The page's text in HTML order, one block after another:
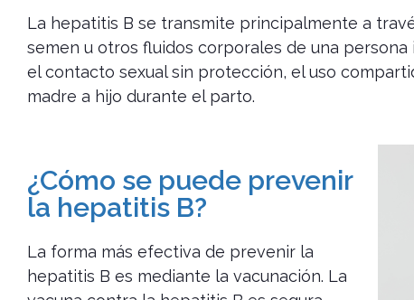
La hepatitis B se transmite principalmente a
semen u otros fluidos corporales de una
el contacto sexual sin protección, el uso
madre a hijo durante el parto.
¿Cómo se puede prevenir
la hepatitis B?
La forma más efectiva de prevenir la
hepatitis B es mediante la vacunación. La